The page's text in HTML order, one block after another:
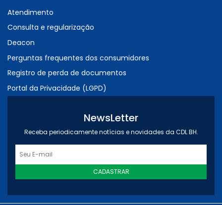
Atendimento
Consulta e regularização
Deacon
Perguntas frequentes dos consumidores
Registro de perda de documentos
Portal da Privacidade (LGPD)
NewsLetter
Receba periodicamente notícias e novidades da CDL BH.
CADASTRAR